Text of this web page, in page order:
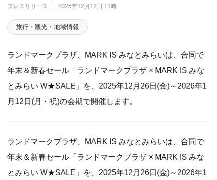
プレスリリース 2025年12月12日 11時
旅行・観光・地域情報
ランドマークプラザ、MARK IS みなとみらいは、合同で
年末＆新春セール「ランドマークプラザ × MARK IS みな
とみらい W★SALE」を、2025年12月26日(金)～2026年1
月12日(月・祝)の会期で開催します。
ランドマークプラザ、MARK IS みなとみらいは、合同で
年末＆新春セール「ランドマークプラザ × MARK IS みな
とみらい W★SALE」を、2025年12月26日(金)～2026年1